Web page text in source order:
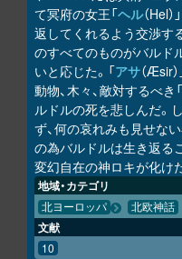
て冥府の女王「ヘル（Hel
返してくれるよう交渉す
のすべてのものがバルド
いと応じた。「アサ（Æsir
動物、木々、敵対するべき「
ルドルの死を悲しんだ。
ず、何の哀れみも見せな
の為バルドルは生き返る
変幻自在の神ロキが化け
地域・カテゴリ
北ヨーロッパ 北欧神話
文献
10